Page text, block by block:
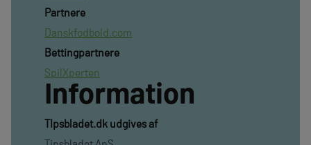
Partnere
Danskfodbold.com
Bettingpartnere
SpilXperten
Information
TIpsbladet.dk udgives af